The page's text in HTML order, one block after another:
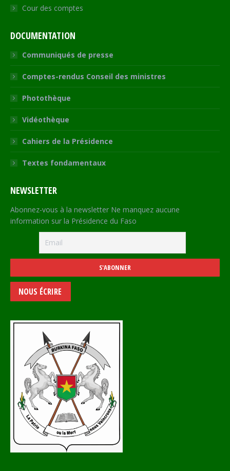
Cour des comptes
DOCUMENTATION
Communiqués de presse
Comptes-rendus Conseil des ministres
Photothèque
Vidéothèque
Cahiers de la Présidence
Textes fondamentaux
NEWSLETTER
Abonnez-vous à la newsletter Ne manquez aucune
information sur la Présidence du Faso
NOUS ÉCRIRE